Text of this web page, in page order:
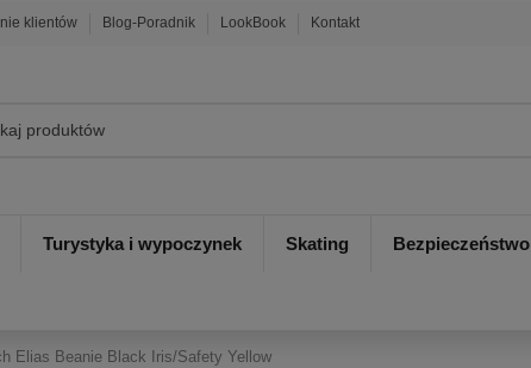
klientów Blog-Poradnik LookBook Kontakt
Turystyka i wypoczynek Skating Bezpieczeństwo
Elias Beanie Black Iris/Safety Yellow